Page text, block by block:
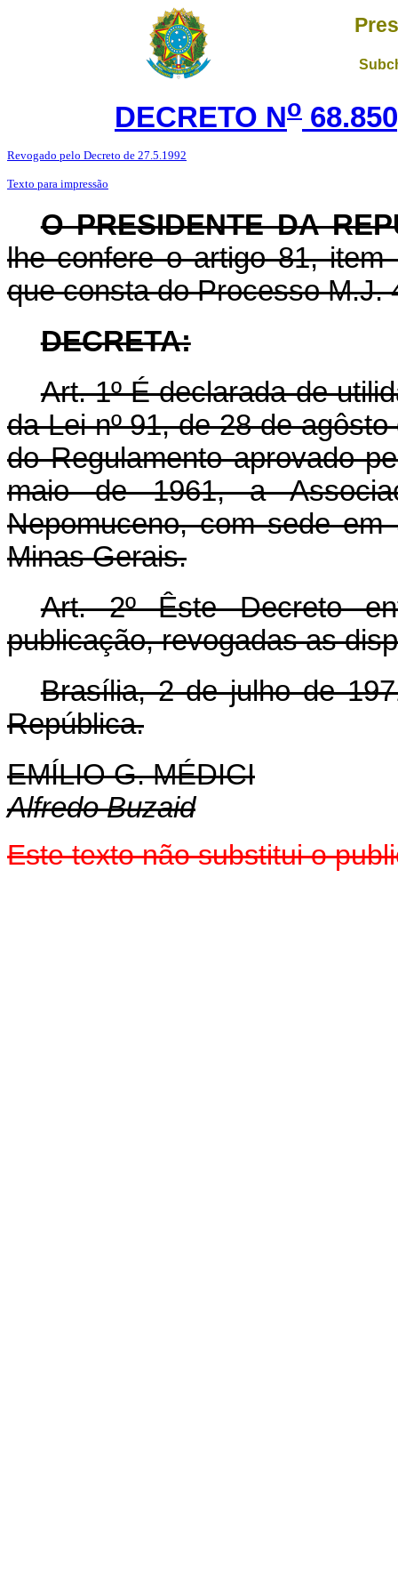
DECRETO No
Revogado pelo Decreto de 27.5.1992
Texto para impressão
O PRESIDENTE DA
lhe confere o artigo 81,
que consta do Processo M.J.
DECRETA:
Art. 1º É declarada de
da Lei nº 91, de 28 de
do Regulamento aprovado
maio de 1961, a
Nepomuceno, com sede
Minas Gerais.
Art. 2º Êste Decreto
publicação, revogadas as
Brasília, 2 de julho de
República.
EMÍLIO G. MÉDICI
Alfredo Buzaid
Este texto não substitui o